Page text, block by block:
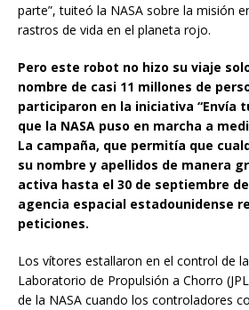
parte”, tuiteó la NASA sobre la misión
rastros de vida en el planeta rojo.
Pero este robot no hizo su viaje
nombre de casi 11 millones de
participaron en la iniciativa “Envía
que la NASA puso en marcha a
La campaña, que permitía que
su nombre y apellidos de manera
activa hasta el 30 de septiembre
agencia espacial estadounidense
peticiones.
Los vítores estallaron en el control de
Laboratorio de Propulsión a Chorro
de la NASA cuando los controladores